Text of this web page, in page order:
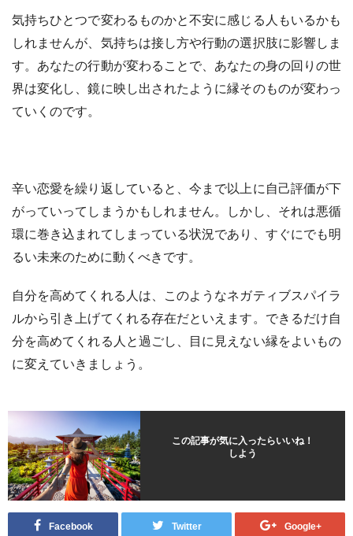
気持ちひとつで変わるものかと不安に感じる人もいるかも
しれませんが、気持ちは接し方や行動の選択肢に影響しま
す。あなたの行動が変わることで、あなたの身の回りの世
界は変化し、鏡に映し出されたように縁そのものが変わっ
ていくのです。
辛い恋愛を繰り返していると、今まで以上に自己評価が下
がっていってしまうかもしれません。しかし、それは悪循
環に巻き込まれてしまっている状況であり、すぐにでも明
るい未来のために動くべきです。
自分を高めてくれる人は、このようなネガティブスパイラ
ルから引き上げてくれる存在だといえます。できるだけ自
分を高めてくれる人と過ごし、目に見えない縁をよいもの
に変えていきましょう。
この記事が気に入ったらいいね！
しよう
Facebook Twitter Google+